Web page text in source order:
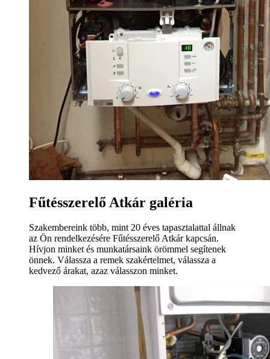
Fűtésszerelő Atkár galéria
Szakembereink több, mint 20 éves tapasztalattal állnak
az Ön rendelkezésére Fűtésszerelő Atkár kapcsán.
Hívjon minket és munkatársaink örömmel segítenek
önnek. Válassza a remek szakértelmet, válassza a
kedvező árakat, azaz válasszon minket.